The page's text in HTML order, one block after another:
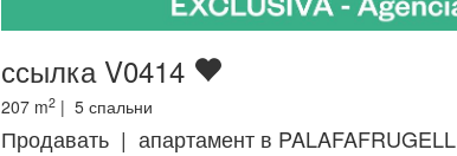
ссылка V0414
207 m2 | 5 спальни
Продавать | апартамент в PALAFAFRUGELL